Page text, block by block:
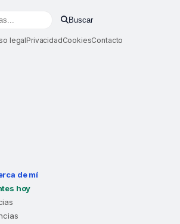
por localidad o provincia
Buscar
legalPrivacidadCookiesContacto
de mí
hoy